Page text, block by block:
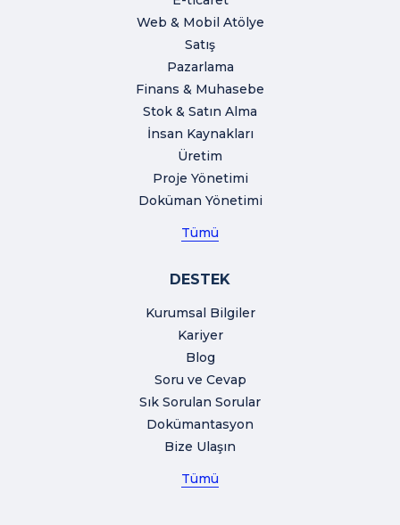
Web & Mobil Atölye
Satış
Pazarlama
Finans & Muhasebe
Stok & Satın Alma
İnsan Kaynakları
Üretim
Proje Yönetimi
Doküman Yönetimi
Tümü
DESTEK
Kurumsal Bilgiler
Kariyer
Blog
Soru ve Cevap
Sık Sorulan Sorular
Dokümantasyon
Bize Ulaşın
Tümü